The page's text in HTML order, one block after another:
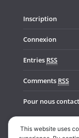
Inscription
Connexion
Entries RSS
Comments RSS
Pour nous
This website uses